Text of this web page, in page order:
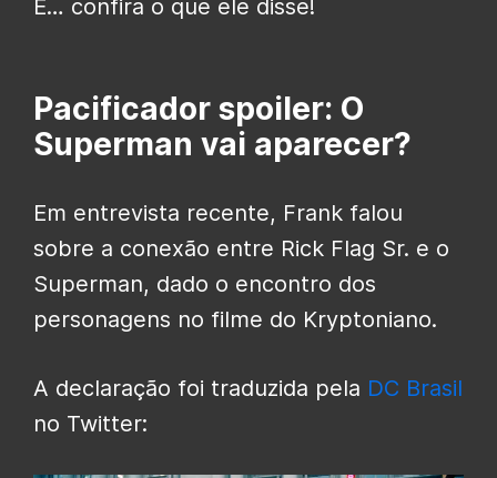
E… confira o que ele disse!
Pacificador spoiler: O
Superman vai aparecer?
Em entrevista recente, Frank falou
sobre a conexão entre Rick Flag Sr. e o
Superman, dado o encontro dos
personagens no filme do Kryptoniano.
A declaração foi traduzida pela DC Brasil
no Twitter: